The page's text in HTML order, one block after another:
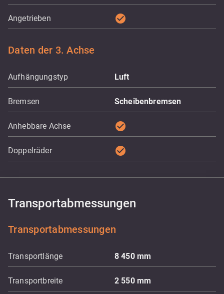
Angetrieben check_circle
Daten der 3. Achse
Aufhängungstyp Luft
Bremsen Scheibenbremsen
Anhebbare Achse check_circle
Doppelräder check_circle
Transportabmessungen
Transportabmessungen
Transportlänge 8 450 mm
Transportbreite 2 550 mm